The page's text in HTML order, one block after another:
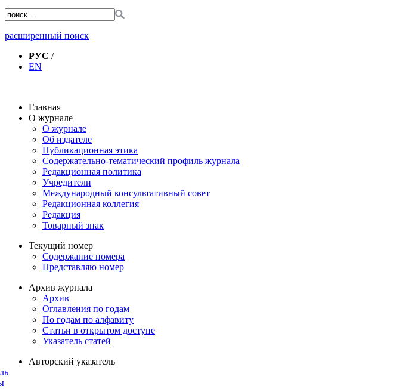
расширенный поиск
РУС /
EN
Главная
О журнале
О журнале
Об издателе
Публикационная этика
Содержательно-тематический профиль журнала
Редакционная политика
Учредители
Международный консультативный совет
Редакционная коллегия
Редакция
Товарный знак
Текущий номер
Содержание номера
Представляю номер
Архив журнала
Архив
Оглавления по годам
По годам по алфавиту
Статьи в открытом доступе
Указатель статей
Авторский указатель